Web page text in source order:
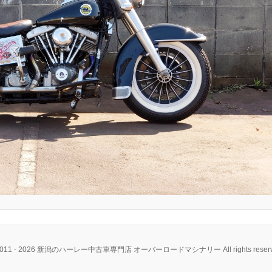
- 2026 新潟のハーレー中古車専門店 オーバーロードマシナリー All rights